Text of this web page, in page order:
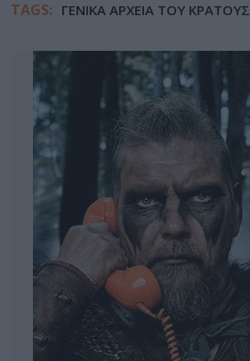
TAGS: ΓΕΝΙΚΑ ΑΡΧΕΙΑ ΤΟΥ ΚΡΑΤΟΥΣ